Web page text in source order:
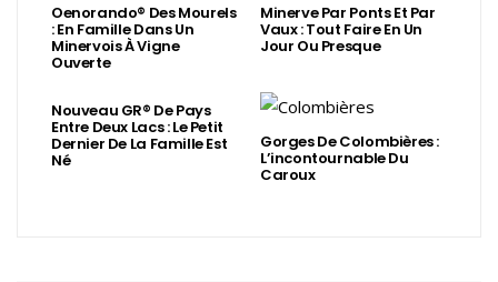
Oenorando® Des Mourels
: En Famille Dans Un
Minervois À Vigne
Ouverte
Minerve Par Ponts Et Par
Vaux : Tout Faire En Un
Jour Ou Presque
Nouveau GR® De Pays
Entre Deux Lacs : Le Petit
Dernier De La Famille Est
Né
Gorges De Colombières :
L’incontournable Du
Caroux